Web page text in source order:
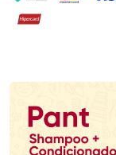
Hipercard
Promoção